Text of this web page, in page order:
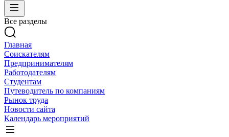
Все разделы
Главная
Соискателям
Предпринимателям
Работодателям
Студентам
Путеводитель по компаниям
Рынок труда
Новости сайта
Календарь мероприятий